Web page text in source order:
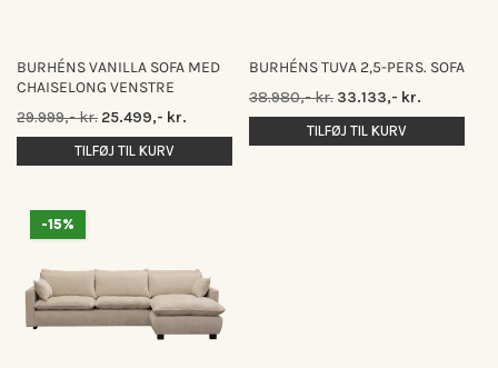
BURHÉNS VANILLA SOFA MED
CHAISELONG VENSTRE
Normalpris
29.999,- kr. Udsalgspris
25.499,- kr.
TILFØJ TIL KURV
BURHÉNS TUVA 2,5-PERS. SOFA
Normalpris
38.980,- kr. Udsalgspris
33.133,- kr.
TILFØJ TIL KURV
-15%